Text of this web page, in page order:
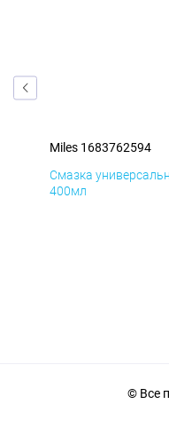
Miles 1683762594
Смазка
400мл
© Все